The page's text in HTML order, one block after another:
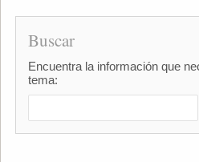
Buscar
Encuentra la información que
tema: